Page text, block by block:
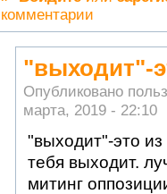
комментарии
"выходит"-
Опубликовано
марта, 2019 - 22:10
"выходит"-это
тебя выходит.
митинг